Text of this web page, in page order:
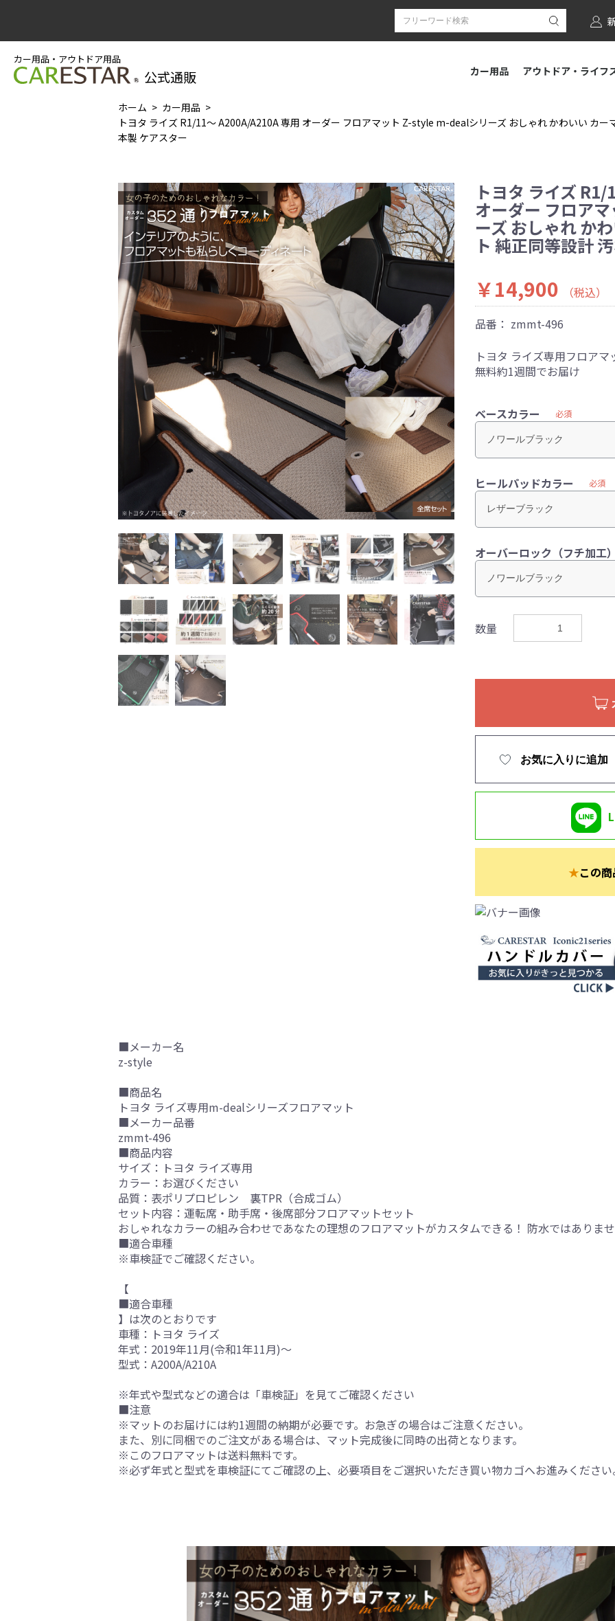
カー用品・アウトドア用品
公式通販 カー用品 アウトドア・ライフ
ホーム
カー用品
トヨタ ライズ R1/11～ A200A/A210A 専用 オーダー フロアマット Z-style m-dealシリーズ おしゃれ かわいい カー
本製 ケアスター
トヨタ ライズ
オーダー フロア
ーズ おしゃれ か
ト 純正同等設計
￥14,900
（税込）
品番： zmmt-496
トヨタ ライズ専用フロア
無料約1週間でお届け
ベースカラー 必須
ヒールパッドカラー 必須
オーバーロック（フチ加工
数量
お気に入りに追加
★この
■メーカー名
z-style
■商品名
トヨタ ライズ専用m-dealシリーズフロアマット
■メーカー品番
zmmt-496
■商品内容
サイズ：トヨタ ライズ専用
カラー：お選びください
品質：表ポリプロピレン 裏TPR（合成ゴム）
セット内容：運転席・助手席・後席部分フロアマットセット
おしゃれなカラーの組み合わせであなたの理想のフロアマットがカスタムできる！ 防水ではありま
■適合車種
※車検証でご確認ください。
【
■適合車種
】は次のとおりです
車種：トヨタ ライズ
年式：2019年11月(令和1年11月)～
型式：A200A/A210A
※年式や型式などの適合は「車検証」を見てご確認ください
■注意
※マットのお届けには約1週間の納期が必要です。お急ぎの場合はご注意ください。
また、別に同梱でのご注文がある場合は、マット完成後に同時の出荷となります。
※このフロアマットは送料無料です。
※必ず年式と型式を車検証にてご確認の上、必要項目をご選択いただき買い物カゴへお進みくださ